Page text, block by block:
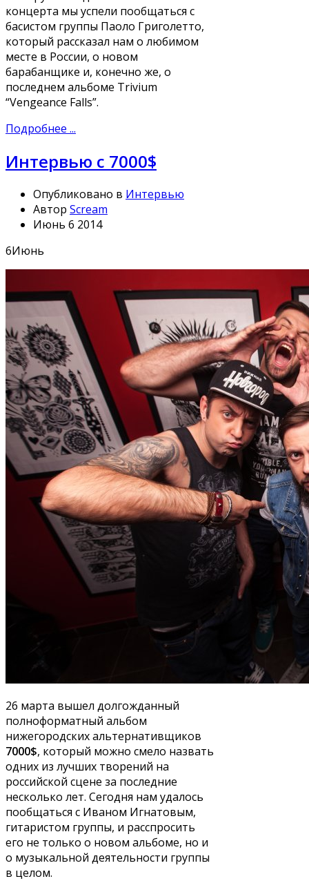
концерта мы успели пообщаться с
басистом группы Паоло Григолетто,
который рассказал нам о любимом
месте в России, о новом
барабанщике и, конечно же, о
последнем альбоме Trivium
“Vengeance Falls”.
Подробнее ...
Интервью с 7000$
Опубликовано в Интервью
Автор Scream
Июнь 6 2014
6Июнь
26 марта вышел долгожданный
полноформатный альбом
нижегородских альтернативщиков
7000$, который можно смело назвать
одних из лучших творений на
российской сцене за последние
несколько лет. Сегодня нам удалось
пообщаться с Иваном Игнатовым,
гитаристом группы, и расспросить
его не только о новом альбоме, но и
о музыкальной деятельности группы
в целом.